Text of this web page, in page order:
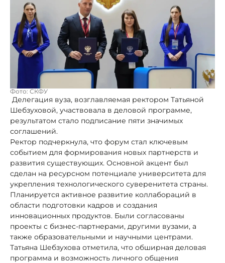
Фото: СКФУ
Делегация вуза, возглавляемая ректором Татьяной
Шебзуховой, участвовала в деловой программе,
результатом стало подписание пяти значимых
соглашений.
Ректор подчеркнула, что форум стал ключевым
событием для формирования новых партнерств и
развития существующих. Основной акцент был
сделан на ресурсном потенциале университета для
укрепления технологического суверенитета страны.
Планируется активное развитие коллабораций в
области подготовки кадров и создания
инновационных продуктов. Были согласованы
проекты с бизнес-партнерами, другими вузами, а
также образовательными и научными центрами.
Татьяна Шебзухова отметила, что обширная деловая
программа и возможность личного общения